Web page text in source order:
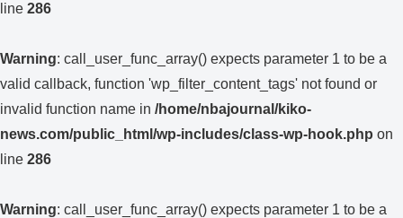
line 286
Warning: call_user_func_array() expects parameter 1 to be a
valid callback, function 'wp_filter_content_tags' not found or
invalid function name in /home/nbajournal/kiko-
news.com/public_html/wp-includes/class-wp-hook.php on
line 286
Warning: call_user_func_array() expects parameter 1 to be a